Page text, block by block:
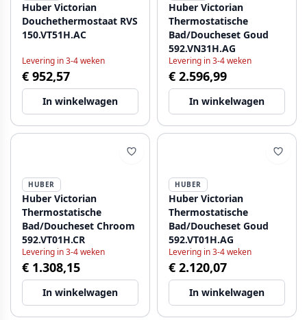
Huber Victorian
Douchethermostaat RVS
150.VT51H.AC
Levering in 3-4 weken
€ 952,57
In winkelwagen
Huber Victorian
Thermostatische
Bad/Doucheset Goud
592.VN31H.AG
Levering in 3-4 weken
€ 2.596,99
In winkelwagen
HUBER
Huber Victorian
Thermostatische
Bad/Doucheset Chroom
592.VT01H.CR
Levering in 3-4 weken
€ 1.308,15
In winkelwagen
HUBER
Huber Victorian
Thermostatische
Bad/Doucheset Goud
592.VT01H.AG
Levering in 3-4 weken
€ 2.120,07
In winkelwagen